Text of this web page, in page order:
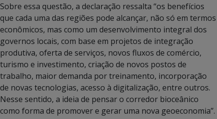
Sobre essa questão, a declaração ressalta “os benefícios
que cada uma das regiões pode alcançar, não só em termos
econômicos, mas como um desenvolvimento integral dos
governos locais, com base em projetos de integração
produtiva, oferta de serviços, novos fluxos de comércio,
turismo e investimento, criação de novos postos de
trabalho, maior demanda por treinamento, incorporação
de novas tecnologias, acesso à digitalização, entre outros.
Nesse sentido, a ideia de pensar o corredor bioceânico
como forma de promover e gerar uma nova geoeconomia”.